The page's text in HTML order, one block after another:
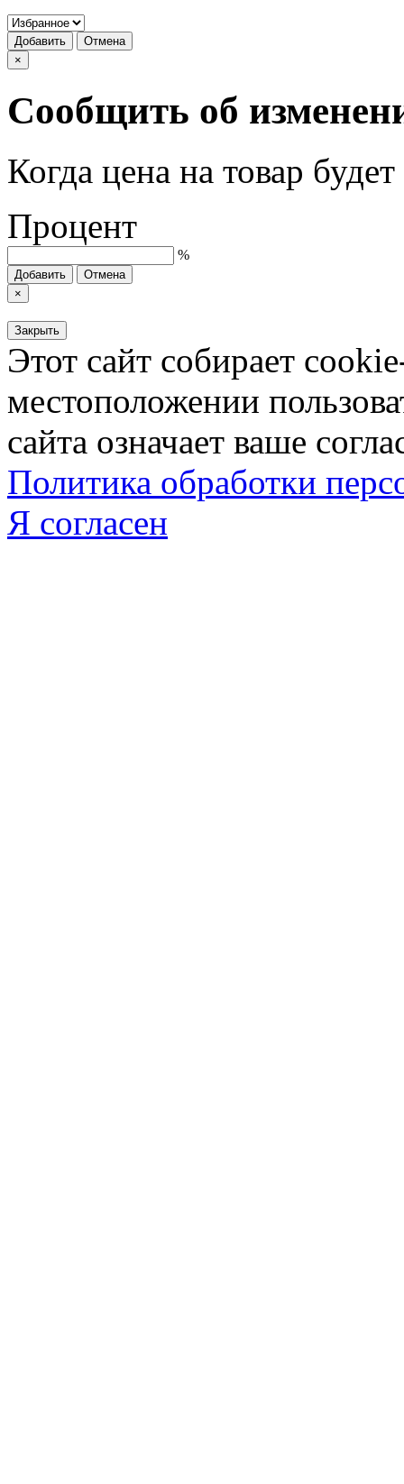
Добавить
Отмена
×
Сообщить об
Когда цена на товар
Процент
%
Добавить
Отмена
×
Закрыть
Этот сайт собирает
местоположении
сайта означает ваше
Политика обработки
Я согласен